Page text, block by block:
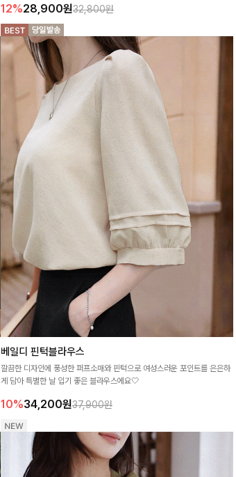
12%28,900원32,800원
베일디 핀턱블라우스
깔끔한 디자인에 풍성한 퍼프소매와 핀턱으로 여성스러운 포인트를 은은하
게 담아 특별한 날 입기 좋은 블라우스에요🤍
10%34,200원37,900원